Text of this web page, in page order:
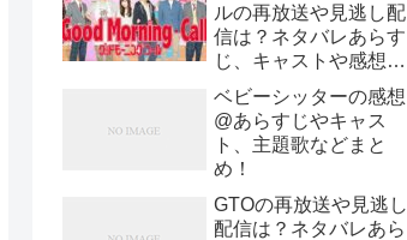
ルの再放送や見逃し配
信は？ネタバレあらす
じ、キャストや感想ま
とめ！
ベビーシッターの感想
@あらすじやキャス
ト、主題歌などまと
め！
GTOの再放送や見逃し
配信は？ネタバレあら